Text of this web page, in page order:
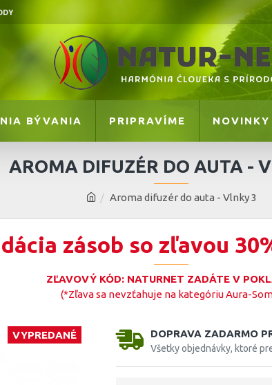
BÝVANIA PRIPRAVÍME NOVINKY
Aroma difuzér do auta - Vlnky 3
AROMA DIFUZÉR DO AUTA -
zásob so zľavou
ZĽAVOVÝ KÓD: NATURNET ZADÁTE V
(*Zľava sa nevzťahuje na kategóriu Aura-
VYPREDANÉ DOPRAVA ZADARMO
Všetky objednávky, ktoré